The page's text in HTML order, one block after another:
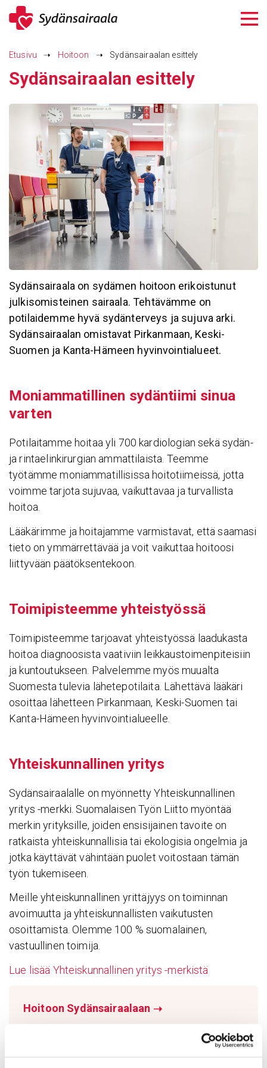
Siirry
sisältöön
Etusivu ➝ Hoitoon ➝ Sydänsairaalan esittely
Sydän­sai­raalan esit­tely
Sydänsairaala on sydämen hoitoon erikoistunut
julkisomisteinen sairaala. Tehtävämme on
potilaidemme hyvä sydänterveys ja sujuva arki.
Sydänsairaalan omistavat Pirkanmaan, Keski-
Suomen ja Kanta-Hämeen hyvinvointialueet.
Moniam­ma­til­linen sydän­tiimi sinua
varten
Potilaitamme hoitaa yli 700 kardiologian sekä sydän-
ja rintaelinkirurgian ammattilaista. Teemme
työtämme moniammatillisissa hoitotiimeissä, jotta
voimme tarjota sujuvaa, vaikuttavaa ja turvallista
hoitoa.
Lääkärimme ja hoitajamme varmistavat, että saamasi
tieto on ymmärrettävää ja voit vaikuttaa hoitoosi
liittyvään päätöksentekoon.
Toimi­pis­teemme yhteis­työssä
Toimipisteemme tarjoavat yhteistyössä laadukasta
hoitoa diagnoosista vaativiin leikkaustoimenpiteisiin
ja kuntoutukseen. Palvelemme myös muualta
Suomesta tulevia lähetepotilaita. Lähettävä lääkäri
osoittaa lähetteen Pirkanmaan, Keski-Suomen tai
Kanta-Hämeen hyvinvointialueelle.
Yhteis­kun­nal­linen yritys
Sydänsairaalalle on myönnetty Yhteiskunnallinen
yritys -merkki. Suomalaisen Työn Liitto myöntää
merkin yrityksille, joiden ensisijainen tavoite on
ratkaista yhteiskunnallisia tai ekologisia ongelmia ja
jotka käyttävät vähintään puolet voitostaan tämän
työn tukemiseen.
Meille yhteiskunnallinen yrittäjyys on toiminnan
avoimuutta ja yhteiskunnallisten vaikutusten
osoittamista. Olemme 100 % suomalainen,
vastuullinen toimija.
Lue lisää Yhteiskunnallinen yritys -merkistä
Hoitoon Sydänsairaalaan ➝